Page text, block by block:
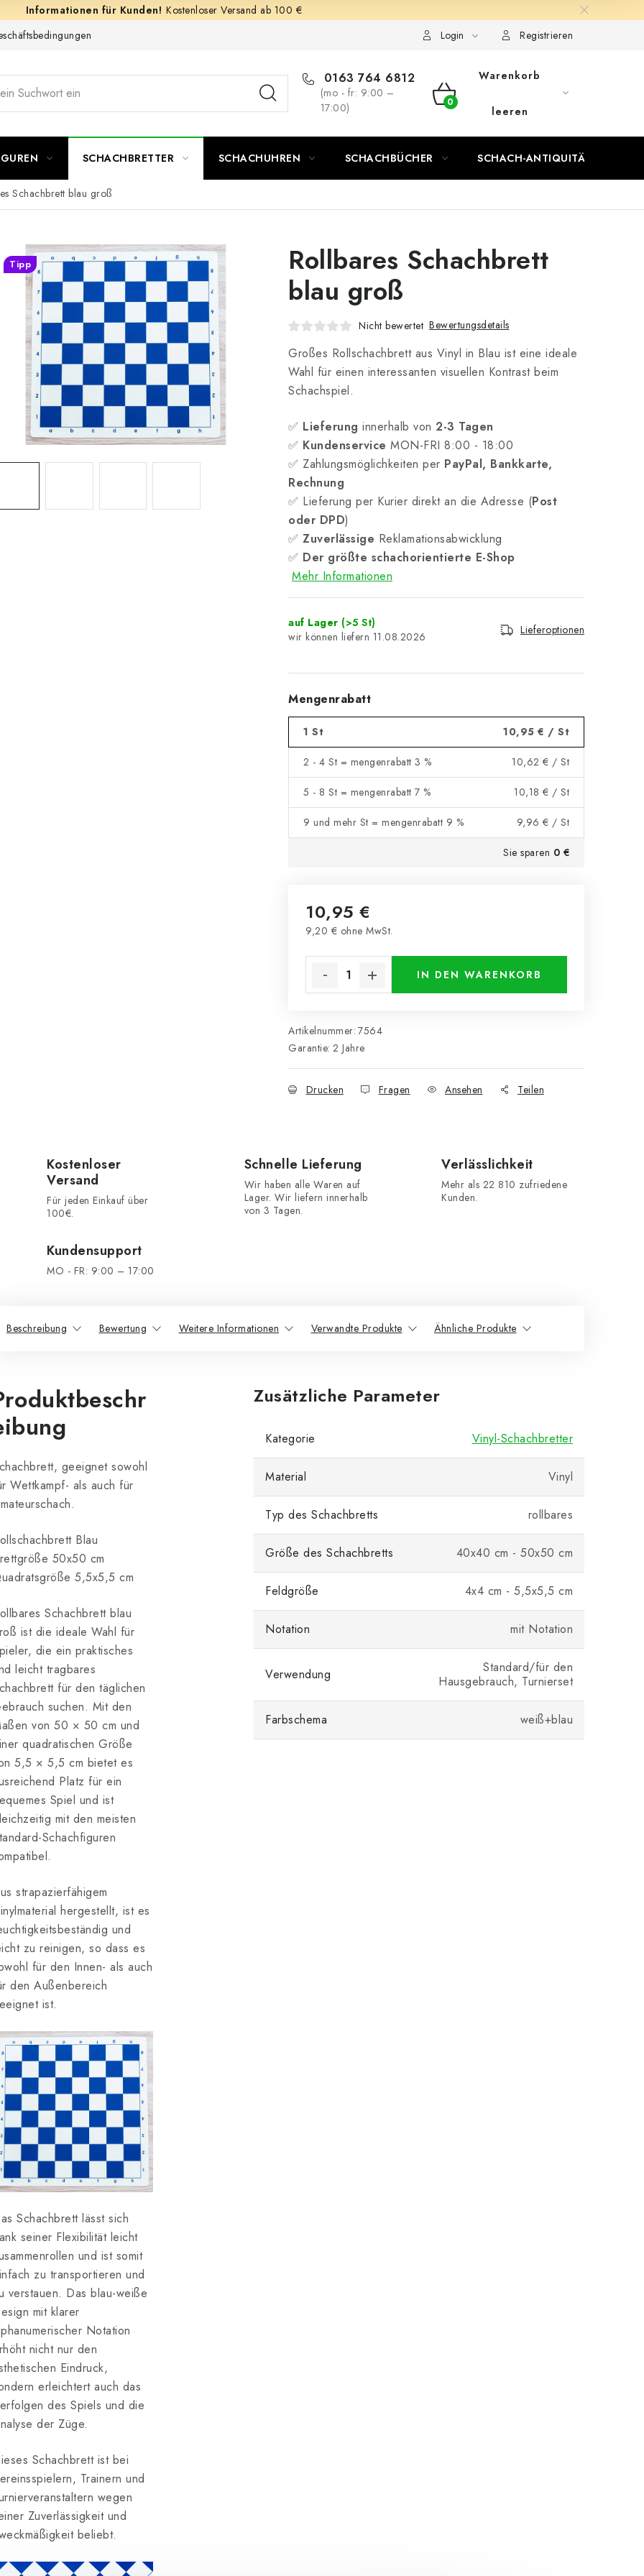
Kostenloser Versand ab 100 €
Login Registrieren
0163 764 6812
(mo - fr: 9:00 –
17:00)
WARENKORB
Warenkorb
leeren
SCHACHBRETTER SCHACHUHREN SCHACHBÜCHER SCHACH-ANTIQUITÄTENLADEN
Schachbrett blau groß
Rollbares Schachbrett
blau groß
Nicht bewertet Bewertungsdetails
Großes Rollschachbrett aus Vinyl in Blau ist eine ideale
Wahl für einen interessanten visuellen Kontrast beim
Schachspiel.
✅ Lieferung innerhalb von 2-3 Tagen
✅ Kundenservice MON-FRI 8:00 - 18:00
✅ Zahlungsmöglichkeiten per PayPal, Bankkarte,
Rechnung
✅ Lieferung per Kurier direkt an die Adresse (Post
oder DPD)
✅ Zuverlässige Reklamationsabwicklung
✅ Der größte schachorientierte E-Shop
Mehr Informationen
auf Lager (>5 St)
11.08.2026
Lieferoptionen
Mengenrabatt
1 St 10,95 € / St
2 - 4 St = mengenrabatt 3 % 10,62 € / St
5 - 8 St = mengenrabatt 7 % 10,18 € / St
9 und mehr St = mengenrabatt 9 % 9,96 € / St
Sie sparen 0 €
10,95 €
9,20 € ohne MwSt.
IN DEN WARENKORB
Artikelnummer: 7564
Garantie: 2 Jahre
Drucken Fragen Ansehen Teilen
Tipp
Kostenloser
Versand
Für jeden Einkauf über
100€.
Schnelle Lieferung
Wir haben alle Waren auf
Lager. Wir liefern innerhalb
von 3 Tagen.
Verlässlichkeit
Mehr als 22 810 zufriedene
Kunden.
Kundensupport
MO - FR: 9:00 – 17:00
Beschreibung Bewertung Weitere Informationen Verwandte Produkte Ähnliche Produkte
geeignet sowohl
Wettkampf- als auch für
Blau
50x50 cm
5,5x5,5 cm
Schachbrett blau
ist die ideale Wahl für
die ein praktisches
leicht tragbares
für den täglichen
suchen. Mit den
von 50 × 50 cm und
quadratischen Größe
5,5 × 5,5 cm bietet es
Platz für ein
Spiel und ist
mit den meisten
Schachfiguren
strapazierfähigem
hergestellt, ist es
und
zu reinigen, so dass es
für den Innen- als auch
den Außenbereich
ist.
Schachbrett lässt sich
seiner Flexibilität leicht
und ist somit
zu transportieren und
verstauen. Das blau-weiße
mit klarer
Notation
nicht nur den
Eindruck,
erleichtert auch das
des Spiels und die
der Züge.
Schachbrett ist bei
Trainern und
wegen
Zuverlässigkeit und
beliebt.
Zusätzliche Parameter
Kategorie Vinyl-Schachbretter
Material Vinyl
Typ des Schachbretts rollbares
Größe des Schachbretts 40x40 cm - 50x50 cm
Feldgröße 4x4 cm - 5,5x5,5 cm
Notation mit Notation
Verwendung
Standard/für den
Hausgebrauch, Turnierset
Farbschema weiß+blau